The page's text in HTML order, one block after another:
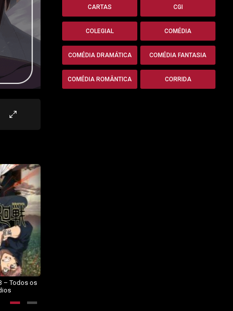
– Todos os
CARTAS CGI
COLEGIAL COMÉDIA
COMÉDIA DRAMÁTICA COMÉDIA FANTASIA
COMÉDIA ROMÂNTICA CORRIDA